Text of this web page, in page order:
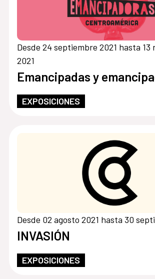
Desde 24 septiembre 2021 hasta 13
2021
Emancipadas y
EXPOSICIONES
Desde 02 agosto 2021 hasta 30
INVASIÓN
EXPOSICIONES